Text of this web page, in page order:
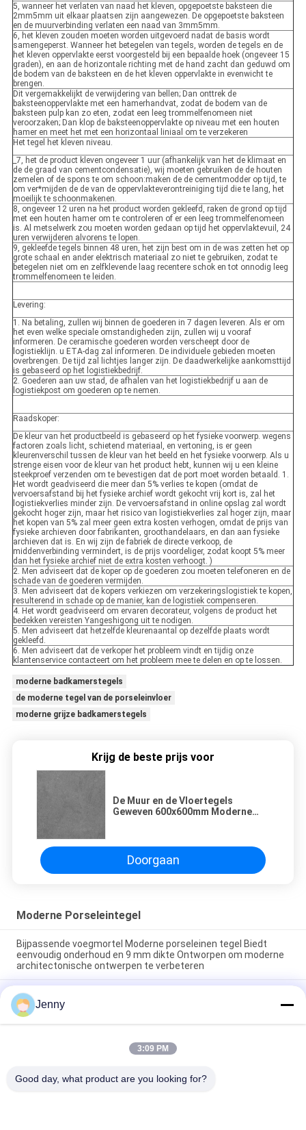
5, wanneer het verlaten van naad het kleven, opgepoetste baksteen die
2mm5mm uit elkaar plaatsen zijn aangewezen. De opgepoetste baksteen
en de muurverbinding verlaten een naad van 3mm5mm.
6, het kleven zouden moeten worden uitgevoerd nadat de basis wordt
samengeperst. Wanneer het betegelen van tegels, worden de tegels en de
het kleven oppervlakte eerst voorgesteld bij een bepaalde hoek (ongeveer 15
graden), en aan de horizontale richting met de hand zacht dan geduwd om
de bodem van de baksteen en de het kleven oppervlakte in evenwicht te
brengen.
Dit vergemakkelijkt de verwijdering van bellen; Dan onttrek de
baksteenoppervlakte met een hamerhandvat, zodat de bodem van de
baksteen pulp kan zo eten, zodat een leeg trommelfenomeen niet
veroorzaken; Dan klop de baksteenoppervlakte op niveau met een houten
hamer en meet het met een horizontaal liniaal om te verzekeren
Het tegel het kleven niveau.
_7, het de product kleven ongeveer 1 uur (afhankelijk van het de klimaat en
de de graad van cementcondensatie), wij moeten gebruiken de de houten
zemelen of de spons te om schoon:maken de de cementmodder op tijd, te
om ver*mijden de de van de oppervlakteverontreiniging tijd die te lang, het
moeilijk te schoonmakenen.
8, ongeveer 12 uren na het product worden gekleefd, raken de grond op tijd
met een houten hamer om te controleren of er een leeg trommelfenomeen
is. Al metselwerk zou moeten worden gedaan op tijd het oppervlaktevuil, 24
uren verwijderen alvorens te lopen.
9, gekleefde tegels binnen 48 uren, het zijn best om in de was zetten het op
grote schaal en ander elektrisch materiaal zo niet te gebruiken, zodat te
betegelen niet om en zelfklevende laag recentere schok en tot onnodig leeg
trommelfenomeen te leiden.
Levering:
1. Na betaling, zullen wij binnen de goederen in 7 dagen leveren. Als er om
het even welke speciale omstandigheden zijn, zullen wij u vooraf
informeren. De ceramische goederen worden verscheept door de
logistieklijn. u ETA-dag zal informeren. De individuele gebieden moeten
overbrengen. De tijd zal lichtjes langer zijn. De daadwerkelijke aankomsttijd
is gebaseerd op het logistiekbedrijf.
2. Goederen aan uw stad, de afhalen van het logistiekbedrijf u aan de
logistiekpost om goederen op te nemen.
Raadskoper:
De kleur van het productbeeld is gebaseerd op het fysieke voorwerp. wegens
factoren zoals licht, schietend materiaal, en vertoning, is er geen
kleurenverschil tussen de kleur van het beeld en het fysieke voorwerp. Als u
strenge eisen voor de kleur van het product hebt, kunnen wij u een kleine
steekproef verzenden om te bevestigen dat de port moet worden betaald. 1.
Het wordt geadviseerd die meer dan 5% verlies te kopen (omdat de
vervoersafstand bij het fysieke archief wordt gekocht vrij kort is, zal het
logistiekverlies minder zijn. De vervoersafstand in online opslag zal wordt
gekocht hoger zijn, maar het risico van logistiekverlies zal hoger zijn, maar
het kopen van 5% zal meer geen extra kosten verhogen, omdat de prijs van
fysieke archieven door fabrikanten, groothandelaars, en dan aan fysieke
archieven dat is. En wij zijn de fabriek de directe verkoop, de
middenverbinding vermindert, is de prijs voordeliger, zodat koopt 5% meer
dan het fysieke archief niet de extra kosten verhoogt. )
2. Men adviseert dat de koper op de goederen zou moeten telefoneren en de
schade van de goederen vermijden.
3. Men adviseert dat de kopers verkiezen om verzekeringslogistiek te kopen,
resulterend in schade op de manier, kan de logistiek compenseren.
4. Het wordt geadviseerd om ervaren decorateur, volgens de product het
bedekken vereisten Yangeshigong uit te nodigen.
5. Men adviseert dat hetzelfde kleurenaantal op dezelfde plaats wordt
gekleefd.
6. Men adviseert dat de verkoper het probleem vindt en tijdig onze
klantenservice contacteert om het probleem mee te delen en op te lossen.
moderne badkamerstegels
de moderne tegel van de porseleinvloer
moderne grijze badkamerstegels
Krijg de beste prijs voor
De Muur en de Vloertegels
Geweven 600x600mm Moderne
Doorgaan
Moderne Porseleintegel
Bijpassende voegmortel Moderne porseleinen tegel Biedt
eenvoudig onderhoud en 9 mm dikte Ontworpen om moderne
architectonische ontwerpen te verbeteren
Eenvoudig te onderhouden moderne porseleinen vloertegel
met een gladde textuur, ontworpen om een strak oppervlak te
bieden dat bestand is tegen vlekken en dagelijkse slijtage
Zwevende Installatie Moderne Porseleinen Tegel Binnen 9mm
Dikte Perfecte Keuze Duurzaam Oppervlak Ideaal Voor
Jenny
3:09 PM
Good day, what product are you looking for?